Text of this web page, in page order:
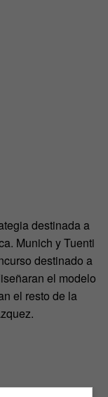
destinada a
Munich y Tuenti
destinado a
el modelo
el resto de la